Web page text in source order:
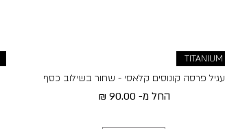
TITANIUM
עגיל פרסה קונוסים קלאסי - שחור בשילוב כסף
החל מ-
מחיר מבצע